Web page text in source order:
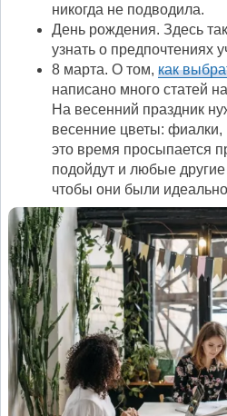
никогда не подводила.
День рождения. Здесь
узнать о предпочтениях
8 марта. О том, как
написано много статей
На весенний праздник
весенние цветы: фиалки,
это время просыпается
подойдут и любые
чтобы они были